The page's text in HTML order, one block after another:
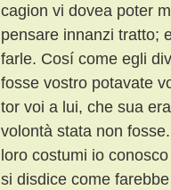
cagion vi dovea poter
pensare innanzi tratto;
farle. Cosí come egli
fosse vostro potavate
tor voi a lui, che sua
volontà stata non
loro costumi io
si disdice come